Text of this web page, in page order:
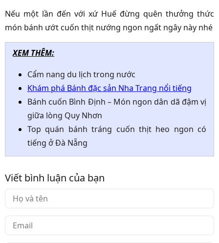
Nếu một lần đến với xứ Huế đừng quên thưởng thức
món bánh ướt cuốn thịt nướng ngon ngất ngây này nhé
XEM THÊM:
Cẩm nang du lịch trong nước
Khám phá Bánh đặc sản Nha Trang nổi tiếng
Bánh cuốn Bình Định – Món ngon dân dã đậm vị
giữa lòng Quy Nhơn
Top quán bánh tráng cuốn thịt heo ngon có
tiếng ở Đà Nẵng
Viết bình luận của bạn